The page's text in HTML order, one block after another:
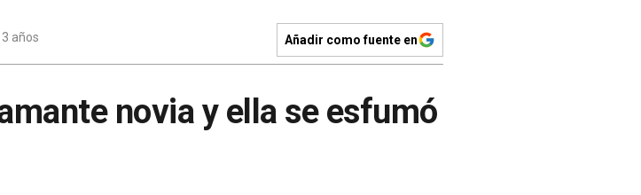
años Añadir como fuente en
novia y ella se esfumó